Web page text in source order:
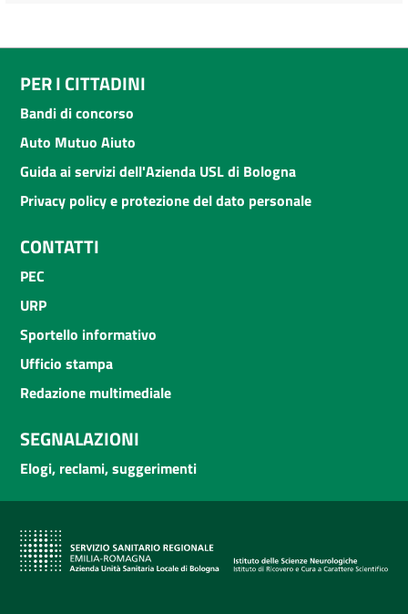
PER I CITTADINI
Bandi di concorso
Auto Mutuo Aiuto
Guida ai servizi dell'Azienda USL di Bologna
Privacy policy e protezione del dato personale
CONTATTI
PEC
URP
Sportello informativo
Ufficio stampa
Redazione multimediale
SEGNALAZIONI
Elogi, reclami, suggerimenti